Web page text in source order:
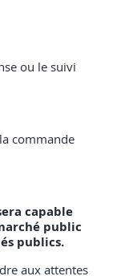
ou le suivi
commande
capable
public
publics.
aux attentes